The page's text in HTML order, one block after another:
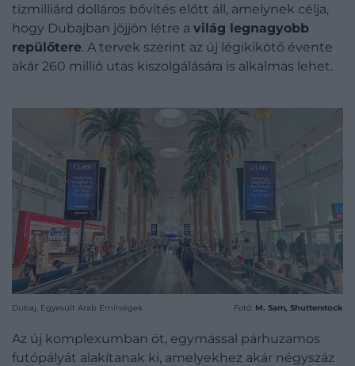
tízmilliárd dolláros bővítés előtt áll, amelynek célja,
hogy Dubajban jöjjön létre a világ legnagyobb
repülőtere. A tervek szerint az új légikikötő évente
akár 260 millió utas kiszolgálására is alkalmas lehet.
Dubaj, Egyesült Arab Emírségek Fotó: M. Sam, Shutterstock
Az új komplexumban öt, egymással párhuzamos
futópályát alakítanak ki, amelyekhez akár négyszáz